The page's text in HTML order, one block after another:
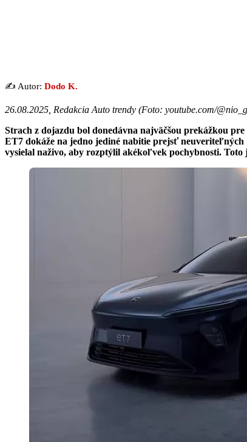
✍️ Autor: Dodo K.
26.08.2025, Redakcia Auto trendy (Foto: youtube.com/
Strach z dojazdu bol donedávna najväčšou prekážkou
ET7 dokáže na jedno jediné nabitie prejsť neuveriteľných
vysielal naživo, aby rozptýlil akékoľvek pochybnosti.